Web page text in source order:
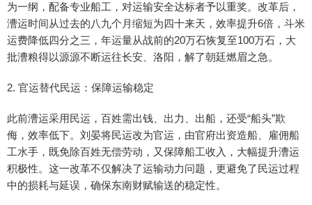
为一纲，配备专业船工，对运输安全达标者予以重奖。改革后，
漕运时间从过去的八九个月缩短为四十来天，效率提升6倍，斗米
运费降低四分之三，年运量从战前的20万石恢复至100万石，大
批漕粮得以源源不断运往长安、洛阳，解了朝廷燃眉之急。
2. 官运替代民运：保障运输稳定
此前漕运采用民运，百姓需出钱、出力、出船，还受“船头”欺
侮，效率低下。刘晏将民运改为官运，由官府出资造船、雇佣船
工水手，既免除百姓无偿劳动，又保障船工收入，大幅提升漕运
积极性。这一改革不仅解决了运输动力问题，更避免了民运过程
中的损耗与延误，确保东南财赋输送的稳定性。